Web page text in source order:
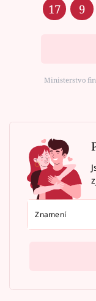
17 9
Ministerstvo